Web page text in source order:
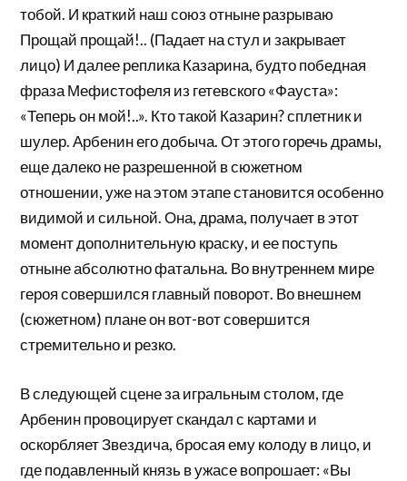
тобой. И краткий наш союз отныне разрываю
Прощай прощай!.. (Падает на стул и закрывает
лицо) И далее реплика Казарина, будто победная
фраза Мефистофеля из гетевского «Фауста»:
«Теперь он мой!..». Кто такой Казарин? сплетник и
шулер. Арбенин его добыча. От этого горечь драмы,
еще далеко не разрешенной в сюжетном
отношении, уже на этом этапе становится особенно
видимой и сильной. Она, драма, получает в этот
момент дополнительную краску, и ее поступь
отныне абсолютно фатальна. Во внутреннем мире
героя совершился главный поворот. Во внешнем
(сюжетном) плане он вот-вот совершится
стремительно и резко.
В следующей сцене за игральным столом, где
Арбенин провоцирует скандал с картами и
оскорбляет Звездича, бросая ему колоду в лицо, и
где подавленный князь в ужасе вопрошает: «Вы